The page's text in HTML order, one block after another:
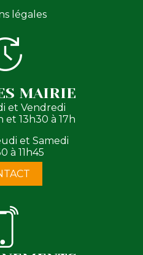
légales
MAIRIE
et Vendredi
et 13h30 à 17h
et Samedi
à 11h45